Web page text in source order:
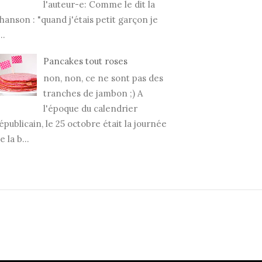
l'auteur-e: Comme le dit la
: "quand j'étais petit garçon je
Pancakes tout roses
non, non, ce ne sont pas des
tranches de jambon ;) A
l'époque du calendrier
le 25 octobre était la journée
la b...